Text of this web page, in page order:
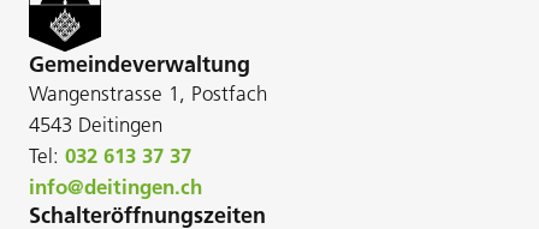
Gemeindeverwaltung
Wangenstrasse 1, Postfach
4543 Deitingen
Tel: 032 613 37 37
info@deitingen.ch
Schalteröffnungszeiten